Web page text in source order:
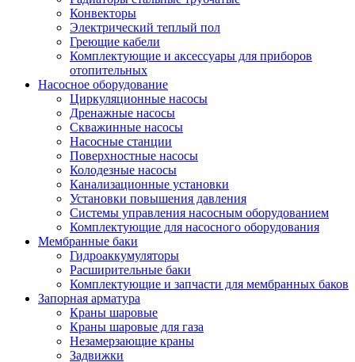
Конвекторы
Электрический теплый пол
Греющие кабели
Комплектующие и аксессуары для приборов
отопительных
Насосное оборудование
Циркуляционные насосы
Дренажные насосы
Скважинные насосы
Насосные станции
Поверхностные насосы
Колодезные насосы
Канализационные установки
Установки повышения давления
Системы управления насосным оборудованием
Комплектующие для насосного оборудования
Мембранные баки
Гидроаккумуляторы
Расширительные баки
Комплектующие и запчасти для мембранных баков
Запорная арматура
Краны шаровые
Краны шаровые для газа
Незамерзающие краны
Задвижки